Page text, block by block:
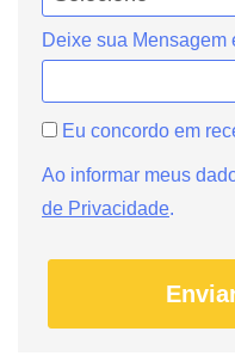
Deixe sua Mensagem
Eu concordo em
Ao informar meus
de Privacidade.